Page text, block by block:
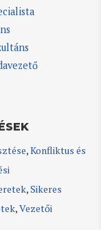
,Konfliktus és
,Sikeres
,Vezetői